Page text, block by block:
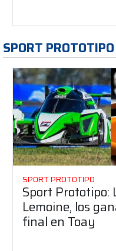
SPORT PROTOTIPO
SPORT PROTOTIPO
Sport Prototipo:
Lemoine, los
final en Toay